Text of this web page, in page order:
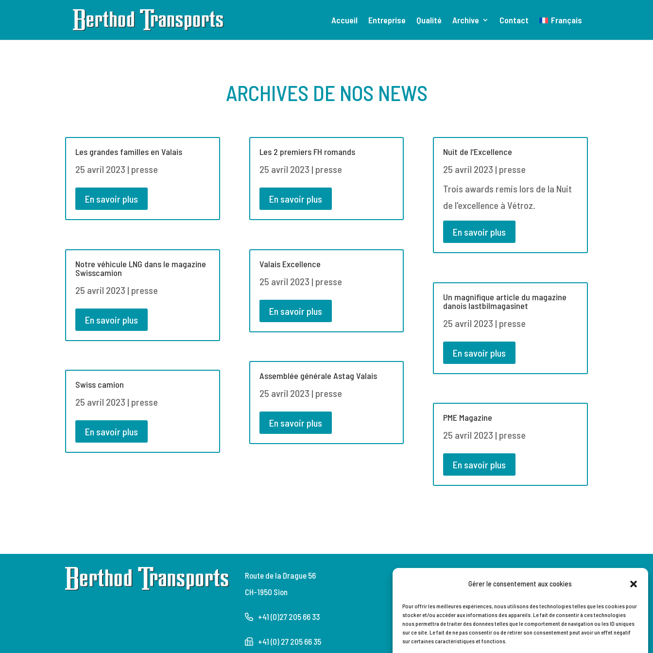
Gérer le consentement aux cookies
Pour offrir les meilleures expériences, nous utilisons des technologies telles que les cookies pour
stocker et/ou accéder aux informations des appareils. Le fait de consentir à ces technologies
nous permettra de traiter des données telles que le comportement de navigation ou les ID uniques
sur ce site. Le fait de ne pas consentir ou de retirer son consentement peut avoir un effet négatif
sur certaines caractéristiques et fonctions.
Accueil Entreprise Qualité Archive Contact Français
ARCHIVES DE NOS NEWS
Les grandes familles en Valais
25 avril 2023 | presse
En savoir plus
Notre véhicule LNG dans le magazine
Swisscamion
25 avril 2023 | presse
En savoir plus
Swiss camion
25 avril 2023 | presse
En savoir plus
Les 2 premiers FH romands
25 avril 2023 | presse
En savoir plus
Valais Excellence
25 avril 2023 | presse
En savoir plus
Assemblée générale Astag Valais
25 avril 2023 | presse
En savoir plus
Nuit de l’Excellence
25 avril 2023 | presse
Trois awards remis lors de la Nuit
de l'excellence à Vétroz.
En savoir plus
Un magnifique article du magazine
danois lastbilmagasinet
25 avril 2023 | presse
En savoir plus
PME Magazine
25 avril 2023 | presse
En savoir plus
Route de la Drague 56
CH-1950 Sion
+41 (0)27 205 66 33
+41 (0) 27 205 66 35